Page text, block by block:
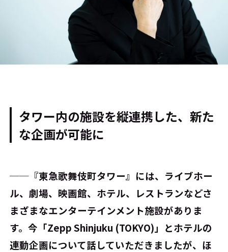
タワー内の施設を縦連携した、新た
な企画が可能に
──『東急歌舞伎町タワー』には、ライブホー
ル、劇場、映画館、ホテル、レストランなどさ
まざまなエンターテインメント施設がありま
す。今「Zepp Shinjuku (TOKYO)」とホテルの
連動企画について話していただきましたが、ほ